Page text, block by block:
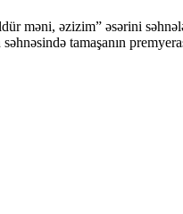
məni, əzizim” əsərini
tamaşanın